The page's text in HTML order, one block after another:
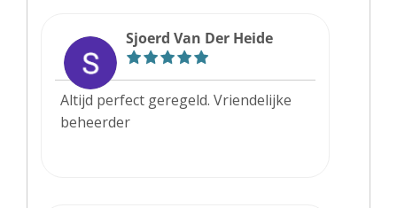
Sjoerd Van Der Heide
Altijd perfect geregeld. Vriendelijke
beheerder